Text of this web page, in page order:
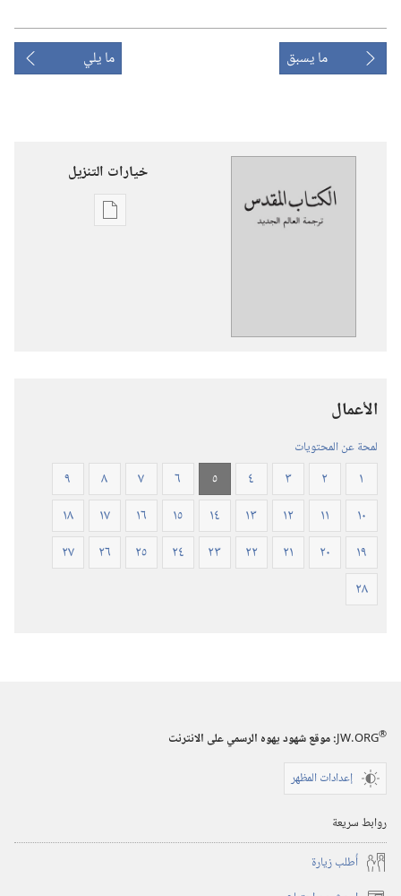
ما يسبق ما يلي
خيارات التنزيل
خيارات
٢٠١٩)‏
الأعمال
لمحة عن المحتويات
١ ٢ ٣ ٤ ٥ ٦ ٧ ٨
٩
١٠
١١ ١٢ ١٣ ١٤ ١٥ ١٦ ١٧
١٨
١٩
٢٠ ٢١ ٢٢ ٢٣ ٢٤ ٢٥ ٢٦
٢٧
٢٨
JW.ORG®
:‏ موقع شهود يهوه الرسمي على الانترنت
إعدادات المظهر
روابط سريعة
أُطلب زيارة